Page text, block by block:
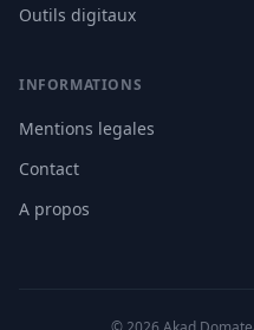
Outils digitaux
INFORMATIONS
Mentions legales
Contact
A propos